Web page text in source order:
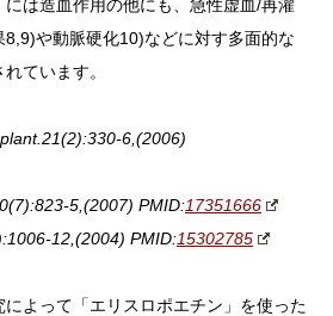
は造血作用の他にも、急性虚血/再灌
や動脈硬化10)などに対す多面的な
ています。
.21(2):330-6,(2006)
(7):823-5,(2007) PMID:17351666
12,(2004) PMID:15302785
よって「エリスロポエチン」を使った